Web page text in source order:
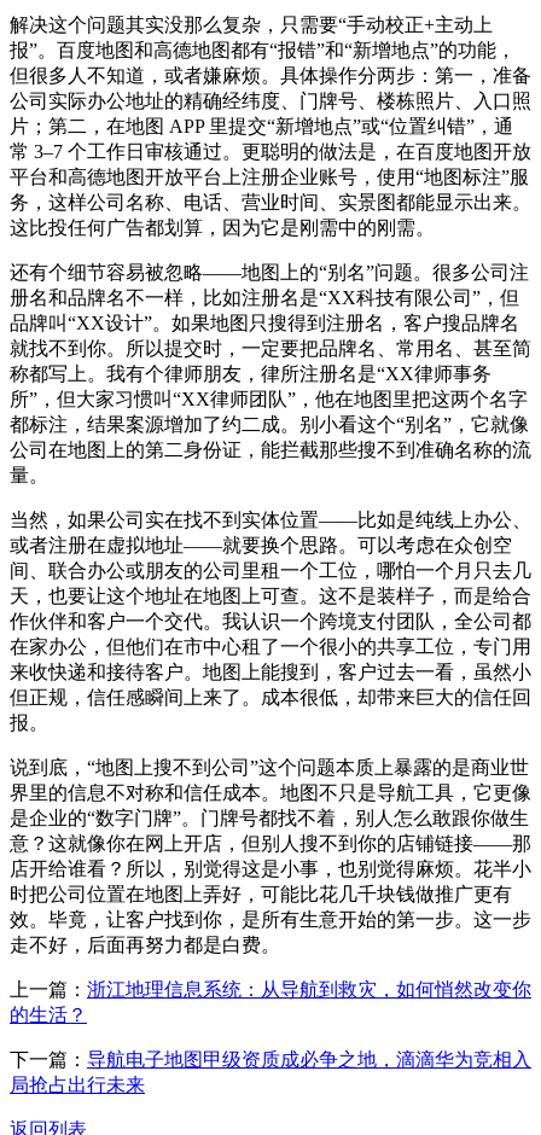
解决这个问题其实没那么复杂，只需要“手动校正+主动上
报”。百度地图和高德地图都有“报错”和“新增地点”的功能，
但很多人不知道，或者嫌麻烦。具体操作分两步：第一，准备
公司实际办公地址的精确经纬度、门牌号、楼栋照片、入口照
片；第二，在地图 APP 里提交“新增地点”或“位置纠错”，通
常 3–7 个工作日审核通过。更聪明的做法是，在百度地图开放
平台和高德地图开放平台上注册企业账号，使用“地图标注”服
务，这样公司名称、电话、营业时间、实景图都能显示出来。
这比投任何广告都划算，因为它是刚需中的刚需。
还有个细节容易被忽略——地图上的“别名”问题。很多公司注
册名和品牌名不一样，比如注册名是“XX科技有限公司”，但
品牌叫“XX设计”。如果地图只搜得到注册名，客户搜品牌名
就找不到你。所以提交时，一定要把品牌名、常用名、甚至简
称都写上。我有个律师朋友，律所注册名是“XX律师事务
所”，但大家习惯叫“XX律师团队”，他在地图里把这两个名字
都标注，结果案源增加了约二成。别小看这个“别名”，它就像
公司在地图上的第二身份证，能拦截那些搜不到准确名称的流
量。
当然，如果公司实在找不到实体位置——比如是纯线上办公、
或者注册在虚拟地址——就要换个思路。可以考虑在众创空
间、联合办公或朋友的公司里租一个工位，哪怕一个月只去几
天，也要让这个地址在地图上可查。这不是装样子，而是给合
作伙伴和客户一个交代。我认识一个跨境支付团队，全公司都
在家办公，但他们在市中心租了一个很小的共享工位，专门用
来收快递和接待客户。地图上能搜到，客户过去一看，虽然小
但正规，信任感瞬间上来了。成本很低，却带来巨大的信任回
报。
说到底，“地图上搜不到公司”这个问题本质上暴露的是商业世
界里的信息不对称和信任成本。地图不只是导航工具，它更像
是企业的“数字门牌”。门牌号都找不着，别人怎么敢跟你做生
意？这就像你在网上开店，但别人搜不到你的店铺链接——那
店开给谁看？所以，别觉得这是小事，也别觉得麻烦。花半小
时把公司位置在地图上弄好，可能比花几千块钱做推广更有
效。毕竟，让客户找到你，是所有生意开始的第一步。这一步
走不好，后面再努力都是白费。
上一篇： 浙江地理信息系统：从导航到救灾，如何悄然改变你
的生活？
下一篇： 导航电子地图甲级资质成必争之地，滴滴华为竞相入
局抢占出行未来
返回列表